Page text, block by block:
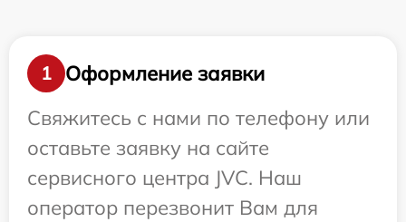
1
Оформление заявки
Свяжитесь с нами по телефону или
оставьте заявку на сайте
сервисного центра JVC. Наш
оператор перезвонит Вам для